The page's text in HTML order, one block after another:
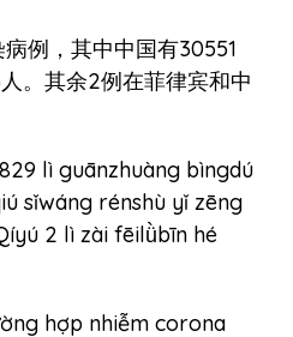
例，其中中国有30551
。其余2例在菲律宾和中
lì guānzhuàng bìngdú
sǐwáng rénshù yǐ zēng
2 lì zài fēilǜbīn hé
hợp nhiễm corona